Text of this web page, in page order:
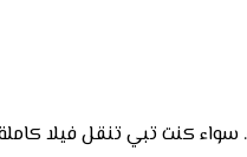
سواء كنت تبي تنقل فيلا